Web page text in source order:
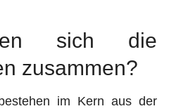
sich die
zusammen?
im Kern aus der